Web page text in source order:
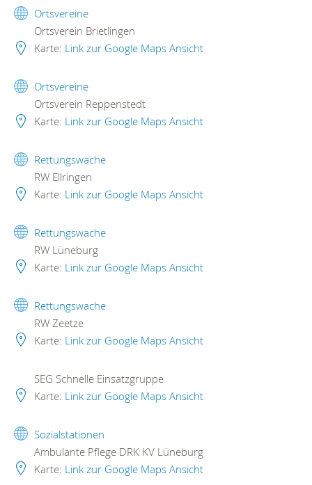
Ortsvereine
Ortsverein Brietlingen
Karte: Link zur Google Maps Ansicht
Ortsvereine
Ortsverein Reppenstedt
Karte: Link zur Google Maps Ansicht
Rettungswache
RW Ellringen
Karte: Link zur Google Maps Ansicht
Rettungswache
RW Lüneburg
Karte: Link zur Google Maps Ansicht
Rettungswache
RW Zeetze
Karte: Link zur Google Maps Ansicht
SEG Schnelle Einsatzgruppe
Karte: Link zur Google Maps Ansicht
Sozialstationen
Ambulante Pflege DRK KV Lüneburg
Karte: Link zur Google Maps Ansicht